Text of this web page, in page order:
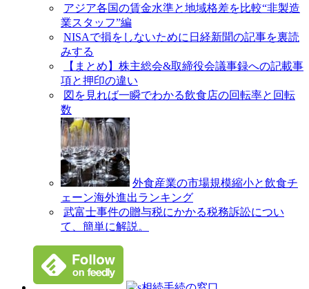
アジア各国の賃金水準と地域格差を比較“非製造
業スタッフ”編
NISAで損をしないために日経新聞の記事を裏読
みする
【まとめ】株主総会&取締役会議事録への記載事
項と押印の違い
図を見れば一瞬でわかる飲食店の回転率と回転
数
外食産業の市場規模縮小と飲食チ
ェーン海外進出ランキング
武富士事件の贈与税にかかる税務訴訟につい
て、簡単に解説。